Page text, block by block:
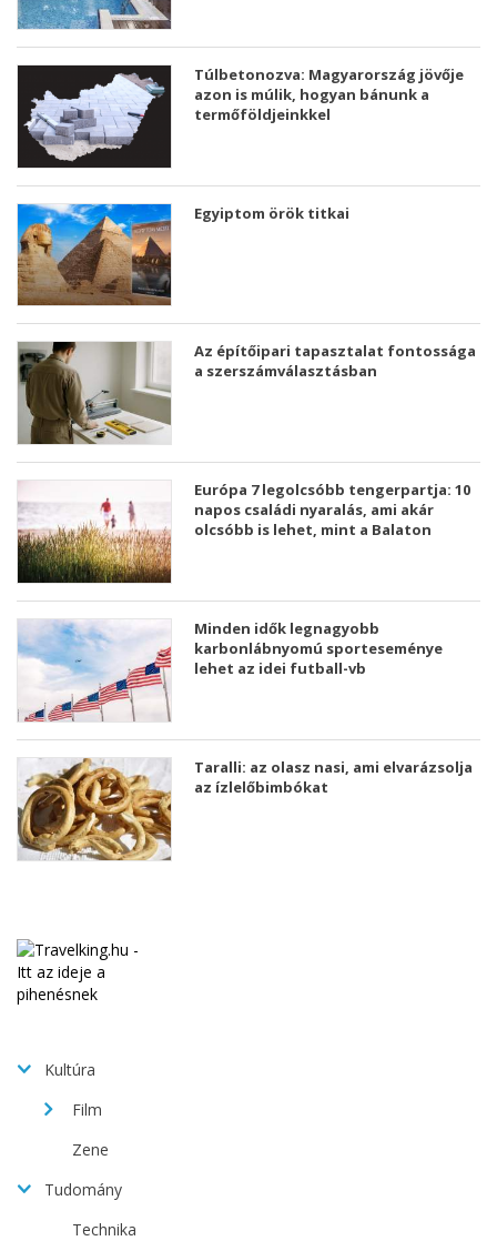
Túlbetonozva: Magyarország jövője
azon is múlik, hogyan bánunk a
termőföldjeinkkel
Egyiptom örök titkai
Az építőipari tapasztalat fontossága
a szerszámválasztásban
Európa 7 legolcsóbb tengerpartja: 10
napos családi nyaralás, ami akár
olcsóbb is lehet, mint a Balaton
Minden idők legnagyobb
karbonlábnyomú sporteseménye
lehet az idei futball-vb
Taralli: az olasz nasi, ami elvarázsolja
az ízlelőbimbókat
Kultúra
Film
Zene
Tudomány
Technika